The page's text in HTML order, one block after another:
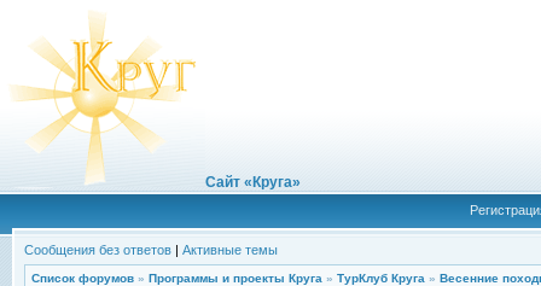
Сайт «Круга»
Сообщения без ответов | Активные темы
Список форумов » Программы и проекты Круга » ТурКлуб Круга » Весенние